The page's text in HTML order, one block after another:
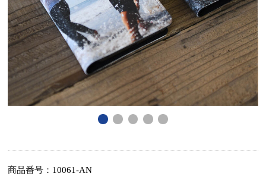
商品番号 10061-AN